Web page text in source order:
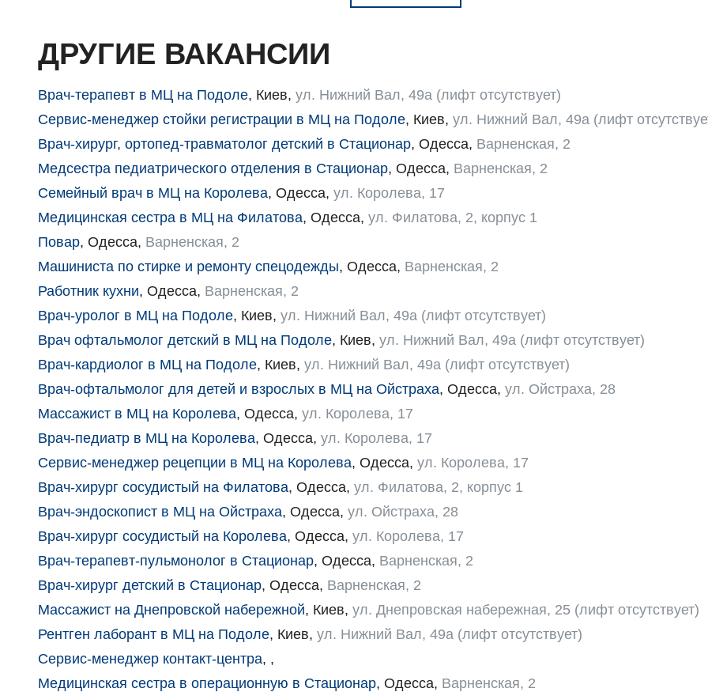
ДРУГИЕ ВАКАНСИИ
Врач-терапевт в МЦ на Подоле, Киев, ул. Нижний Вал, 49а (лифт отсутствует)
Сервис-менеджер стойки регистрации в МЦ на Подоле, Киев, ул. Нижний Вал, 49а (лифт
Врач-хирург, ортопед-травматолог детский в Стационар, Одесса, Варненская, 2
Медсестра педиатрического отделения в Стационар, Одесса, Варненская, 2
Семейный врач в МЦ на Королева, Одесса, ул. Королева, 17
Медицинская сестра в МЦ на Филатова, Одесса, ул. Филатова, 2, корпус 1
Повар, Одесса, Варненская, 2
Машиниста по стирке и ремонту спецодежды, Одесса, Варненская, 2
Работник кухни, Одесса, Варненская, 2
Врач-уролог в МЦ на Подоле, Киев, ул. Нижний Вал, 49а (лифт отсутствует)
Врач офтальмолог детский в МЦ на Подоле, Киев, ул. Нижний Вал, 49а (лифт отсутствует)
Врач-кардиолог в МЦ на Подоле, Киев, ул. Нижний Вал, 49а (лифт отсутствует)
Врач-офтальмолог для детей и взрослых в МЦ на Ойстраха, Одесса, ул. Ойстраха, 28
Массажист в МЦ на Королева, Одесса, ул. Королева, 17
Врач-педиатр в МЦ на Королева, Одесса, ул. Королева, 17
Сервис-менеджер рецепции в МЦ на Королева, Одесса, ул. Королева, 17
Врач-хирург сосудистый на Филатова, Одесса, ул. Филатова, 2, корпус 1
Врач-эндоскопист в МЦ на Ойстраха, Одесса, ул. Ойстраха, 28
Врач-хирург сосудистый на Королева, Одесса, ул. Королева, 17
Врач-терапевт-пульмонолог в Стационар, Одесса, Варненская, 2
Врач-хирург детский в Стационар, Одесса, Варненская, 2
Массажист на Днепровской набережной, Киев, ул. Днепровская набережная, 25 (лифт отсутствует)
Рентген лаборант в МЦ на Подоле, Киев, ул. Нижний Вал, 49а (лифт отсутствует)
Сервис-менеджер контакт-центра, ,
Медицинская сестра в операционную в Стационар, Одесса, Варненская, 2